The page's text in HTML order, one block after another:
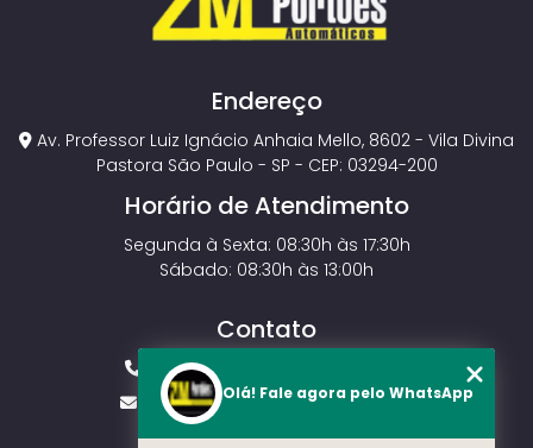
Endereço
Av. Professor Luiz Ignácio Anhaia Mello, 8602 - Vila Divina
Pastora São Paulo - SP - CEP: 03294-200
Horário de Atendimento
Segunda à Sexta: 08:30h às 17:30h
Sábado: 08:30h às 13:00h
Contato
(11) 2143-4826
vendas.zmportoes@gmail.com
Olá! Fale agora pelo WhatsApp